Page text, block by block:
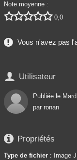
Note moyenne :
 0,0
Vous n'avez pas
 Utilisateur
Publiée le
par ronan
 Propriétés
Type de fichier : Image